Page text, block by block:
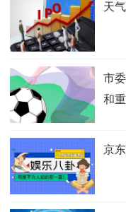
天
市
和
京